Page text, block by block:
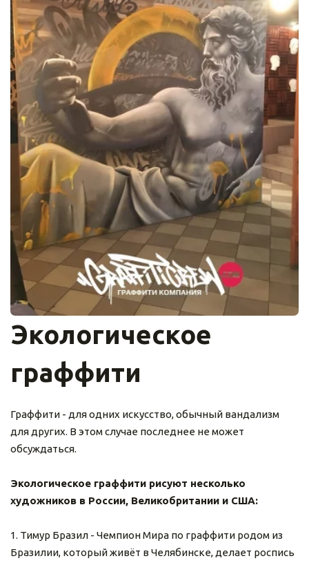
Экологическое
граффити
Граффити - для одних искусство, обычный вандализм
для других. В этом случае последнее не может
обсуждаться.
Экологическое граффити рисуют несколько
художников в России, Великобритании и США:
1. Тимур Бразил - Чемпион Мира по граффити родом из
Бразилии, который живёт в Челябинске, делает роспись